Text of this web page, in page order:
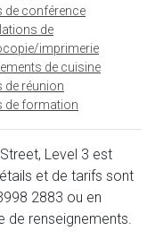
de conférence
de
imprimerie
de cuisine
de réunion
de formation
Level 3 est
et de tarifs sont
2883 ou en
de renseignements.